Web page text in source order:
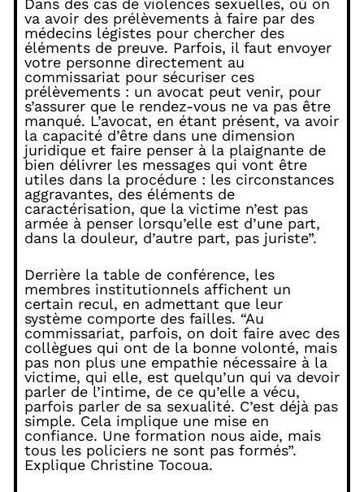
Dans des cas de violences sexuelles, où on
va avoir des prélèvements à faire par des
médecins légistes pour chercher des
éléments de preuve. Parfois, il faut envoyer
votre personne directement au
commissariat pour sécuriser ces
prélèvements : un avocat peut venir, pour
s’assurer que le rendez-vous ne va pas être
manqué. L’avocat, en étant présent, va avoir
la capacité d’être dans une dimension
juridique et faire penser à la plaignante de
bien délivrer les messages qui vont être
utiles dans la procédure : les circonstances
aggravantes, des éléments de
caractérisation, que la victime n’est pas
armée à penser lorsqu’elle est d’une part,
dans la douleur, d’autre part, pas juriste”.
Derrière la table de conférence, les
membres institutionnels affichent un
certain recul, en admettant que leur
système comporte des failles. “Au
commissariat, parfois, on doit faire avec des
collègues qui ont de la bonne volonté, mais
pas non plus une empathie nécessaire à la
victime, qui elle, est quelqu’un qui va devoir
parler de l’intime, de ce qu’elle a vécu,
parfois parler de sa sexualité. C’est déjà pas
simple. Cela implique une mise en
confiance. Une formation nous aide, mais
tous les policiers ne sont pas formés”.
Explique Christine Tocoua.